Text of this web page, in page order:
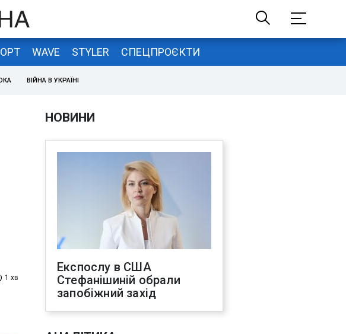
WAVE STYLER СПЕЦПРОЄКТИ
ВІЙНА В УКРАЇНІ
1 хв
НОВИНИ
Експослу в США
Стефанішиній обрали
запобіжний захід